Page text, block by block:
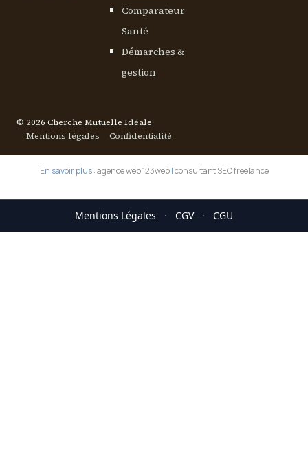
Comparateur
Santé
Démarches &
gestion
© 2026 Cherche Mutuelle Idéale
Mentions légales
Confidentialité
En savoir plus :agence web 123web|consultant SEO freelance
Mentions Légales · CGV · CGU